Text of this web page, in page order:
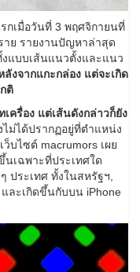
กเมื่อวันที่ 3 พฤศจิกายนที่
าย รายงานปัญหาล่าสุด
แบบเส้นแนวตั้งและแนว
งจากแกะกล่อง แต่จะเกิด
ติ
ครื่อง แต่เส้นดังกล่าวก็ยัง
ไม่ได้ปรากฏอยู่ที่ตำแหน่ง
บไซต์ macrumors เผย
เฉพาะที่ประเทศใด
ประเทศ ทั้งในสหรัฐฯ,
ละเกิดขึ้นกับบน iPhone